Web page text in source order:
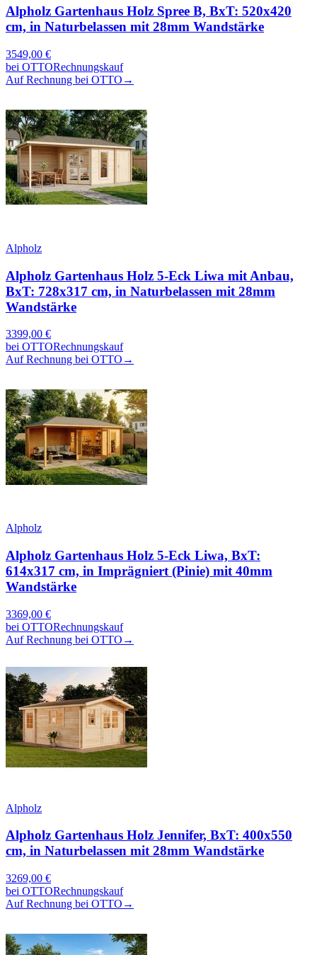
Alpholz Gartenhaus Holz Spree B, BxT: 520x420
cm, in Naturbelassen mit 28mm Wandstärke
3549,00 €
bei OTTORechnungskauf
Auf Rechnung bei OTTO →
Alpholz
Alpholz Gartenhaus Holz 5-Eck Liwa mit Anbau,
BxT: 728x317 cm, in Naturbelassen mit 28mm
Wandstärke
3399,00 €
bei OTTORechnungskauf
Auf Rechnung bei OTTO →
Alpholz
Alpholz Gartenhaus Holz 5-Eck Liwa, BxT:
614x317 cm, in Imprägniert (Pinie) mit 40mm
Wandstärke
3369,00 €
bei OTTORechnungskauf
Auf Rechnung bei OTTO →
Alpholz
Alpholz Gartenhaus Holz Jennifer, BxT: 400x550
cm, in Naturbelassen mit 28mm Wandstärke
3269,00 €
bei OTTORechnungskauf
Auf Rechnung bei OTTO →